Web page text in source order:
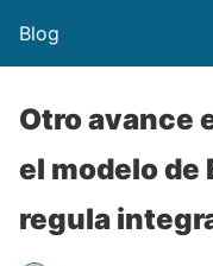
Blog
Otro avance
el modelo de
regula